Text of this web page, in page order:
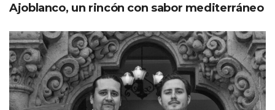
Ajoblanco, un rincón con sabor mediterráneo